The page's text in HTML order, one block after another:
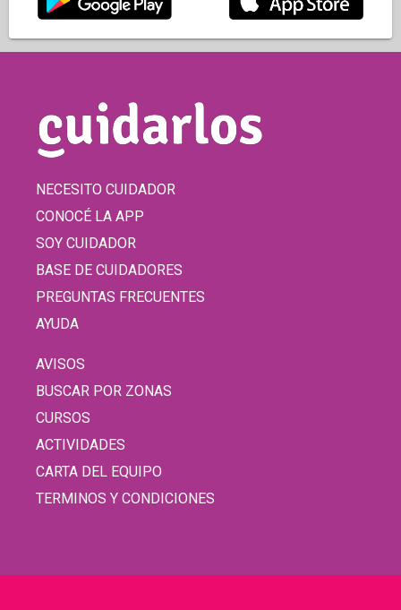
NECESITO CUIDADOR
CONOCÉ LA APP
SOY CUIDADOR
BASE DE CUIDADORES
PREGUNTAS FRECUENTES
AYUDA
AVISOS
BUSCAR POR ZONAS
CURSOS
ACTIVIDADES
CARTA DEL EQUIPO
TERMINOS Y CONDICIONES